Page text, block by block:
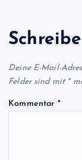
Deine E-Mail-
Felder sind mit *
Kommentar *